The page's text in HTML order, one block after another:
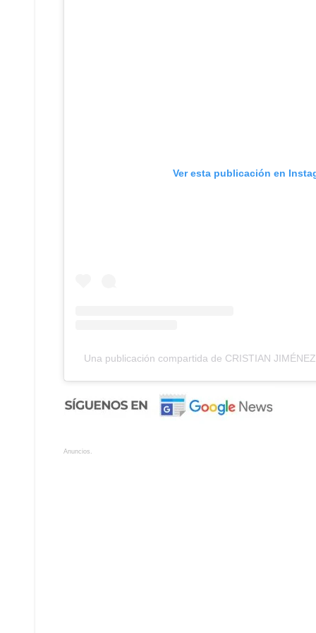
Ver esta publicación en
Una publicación compartida de CRISTIAN
Anuncios.